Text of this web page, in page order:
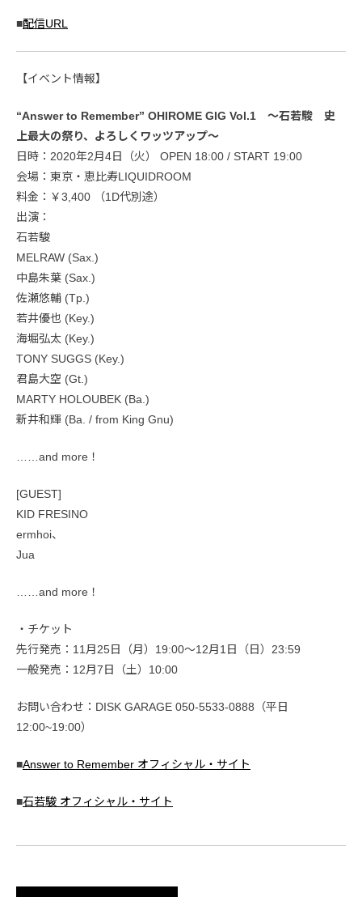
■配信URL
【イベント情報】
“Answer to Remember” OHIROME GIG Vol.1 ～石若駿 史
上最大の祭り、よろしくワッツアップ～
日時：2020年2月4日（火） OPEN 18:00 / START 19:00
会場：東京・恵比寿LIQUIDROOM
料金：￥3,400 （1D代別途）
出演：
石若駿
MELRAW (Sax.)
中島朱葉 (Sax.)
佐瀬悠輔 (Tp.)
若井優也 (Key.)
海堀弘太 (Key.)
TONY SUGGS (Key.)
君島大空 (Gt.)
MARTY HOLOUBEK (Ba.)
新井和輝 (Ba. / from King Gnu)
……and more！
[GUEST]
KID FRESINO
ermhoi、
Jua
……and more！
・チケット
先行発売：11月25日（月）19:00〜12月1日（日）23:59
一般発売：12月7日（土）10:00
お問い合わせ：DISK GARAGE 050-5533-0888（平日
12:00~19:00）
■Answer to Remember オフィシャル・サイト
■石若駿 オフィシャル・サイト